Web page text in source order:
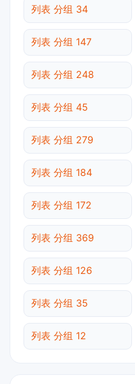
列表 分组 34
列表 分组 147
列表 分组 248
列表 分组 45
列表 分组 279
列表 分组 184
列表 分组 172
列表 分组 369
列表 分组 126
列表 分组 35
列表 分组 12